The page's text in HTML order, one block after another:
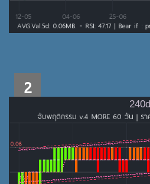
2
240d